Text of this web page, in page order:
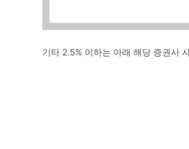
기타 2.5% 이하는 아래 해당 증권사